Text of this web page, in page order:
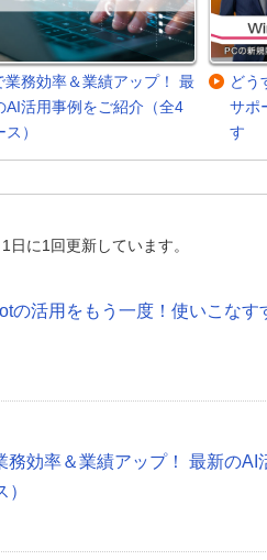
業務効率＆業績アップ！ 最
AI活用事例をご紹介（全4
ス）
どう
サポ
す
に1回更新しています。
の活用をもう一度！使いこなす
務効率＆業績アップ！ 最新のAI
）